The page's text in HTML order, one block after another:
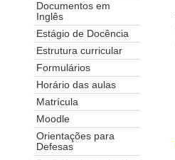
Documentos em
Inglês
Estágio de Docência
Estrutura curricular
Formulários
Horário das aulas
Matrícula
Moodle
Orientações para
Defesas